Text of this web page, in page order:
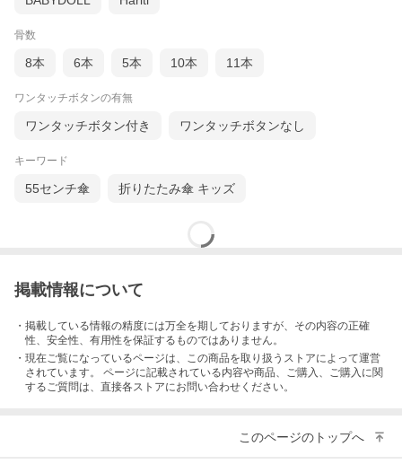
骨数
8本 6本 5本 10本 11本
ワンタッチボタンの有無
ワンタッチボタン付き ワンタッチボタンなし
キーワード
55センチ傘 折りたたみ傘 キッズ
掲載情報について
・掲載している情報の精度には万全を期しておりますが、その内容の正確
性、安全性、有用性を保証するものではありません。
・現在ご覧になっているページは、この商品を取り扱うストアによって運営
されています。 ページに記載されている内容や商品、ご購入 、ご購入に関
するご質問は、直接各ストアにお問い合わせください。
このページのトップへ